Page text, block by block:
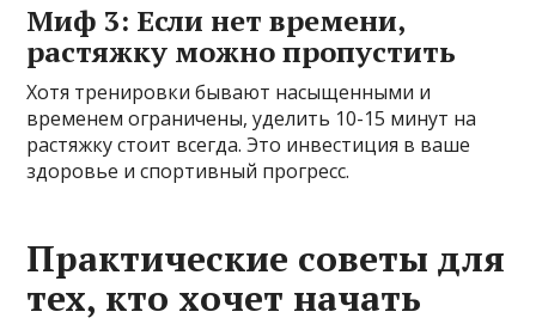
Миф 3: Если нет времени,
растяжку можно пропустить
Хотя тренировки бывают насыщенными и
временем ограничены, уделить 10-15 минут на
растяжку стоит всегда. Это инвестиция в ваше
здоровье и спортивный прогресс.
Практические советы для
тех, кто хочет начать